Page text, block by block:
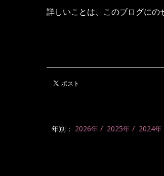
詳しいことは、このブログにの
年別： 2026年 2025年 2024年